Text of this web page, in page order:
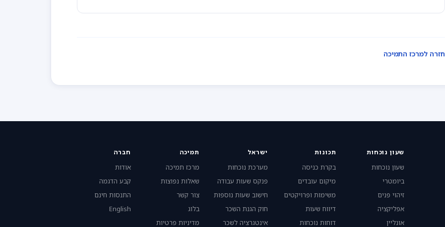
חזרה למרכז התמיכה
שעון נוכחות
שעון נוכחות
ביומטרי
זיהוי פנים
אפליקציה
אונליין
תכונות
בקרת כניסה
מיקום עובדים
משימות ופרויקטים
דיווח שעות
דוחות נוכחות
ישראל
מערכת נוכחות
פנקס שעות עבודה
חישוב שעות נוספות
חוק הגנת השכר
אינטגרציה לשכר
תמיכה
מרכז תמיכה
שאלות נפוצות
צור קשר
בלוג
מדיניות פרטיות
חברה
אודות
קבע הדגמה
התנסות חינם
English